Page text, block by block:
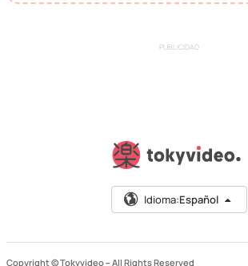
PUBLICIDAD
Idioma:Español
Copyright © Tokyvideo – All Rights Reserved